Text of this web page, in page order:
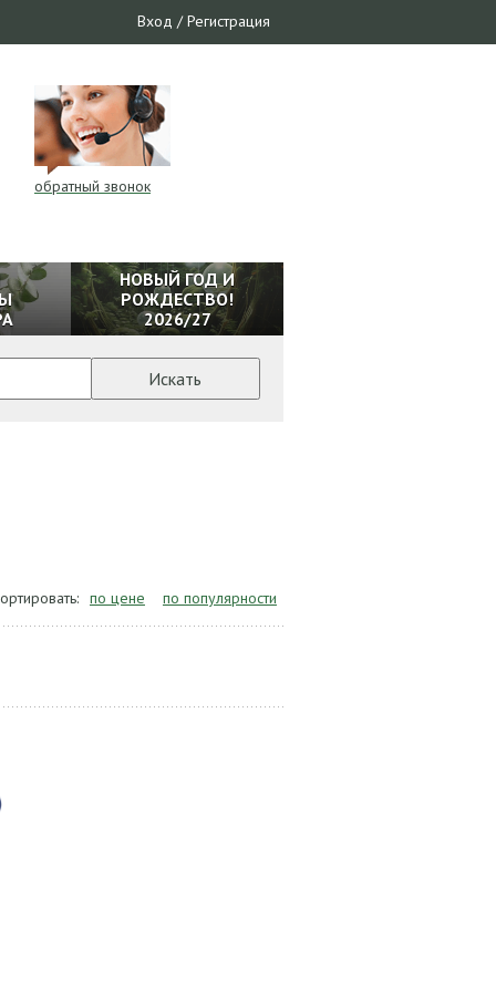
Вход /Регистрация
обратный звонок
НОВЫЙ ГОД И
РОЖДЕСТВО!
2026/27
Искать
по цене по популярности